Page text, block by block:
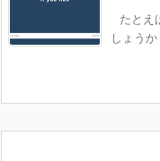
たとえ
しょう